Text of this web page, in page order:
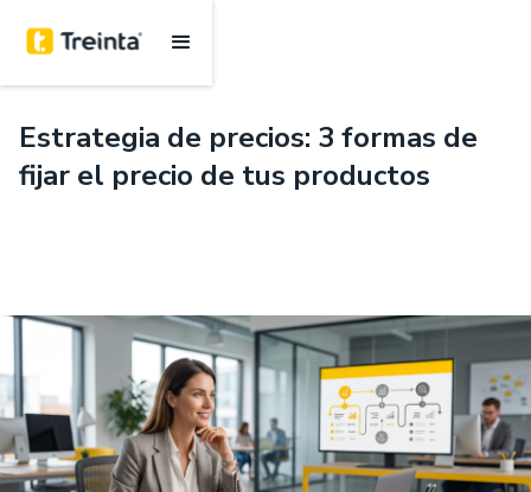
Estrategia de precios: 3 formas de
fijar el precio de tus productos